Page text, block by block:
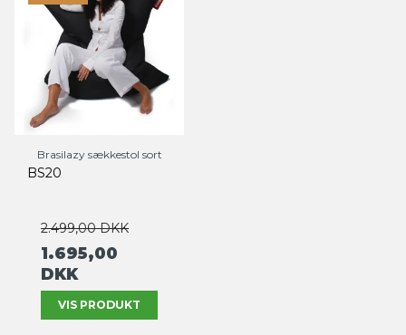
Brasilazy sækkestol sort
BS20
2.499,00 DKK
1.695,00
DKK
VIS PRODUKT